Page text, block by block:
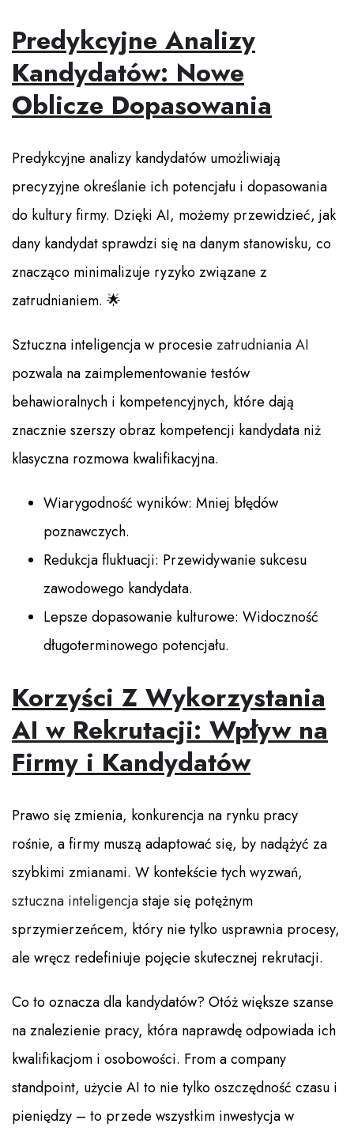
Predykcyjne Analizy
Kandydatów: Nowe
Oblicze Dopasowania
Predykcyjne analizy kandydatów umożliwiają
precyzyjne określanie ich potencjału i dopasowania
do kultury firmy. Dzięki AI, możemy przewidzieć, jak
dany kandydat sprawdzi się na danym stanowisku, co
znacząco minimalizuje ryzyko związane z
zatrudnianiem. 🌟
Sztuczna inteligencja w procesie zatrudniania AI
pozwala na zaimplementowanie testów
behawioralnych i kompetencyjnych, które dają
znacznie szerszy obraz kompetencji kandydata niż
klasyczna rozmowa kwalifikacyjna.
Wiarygodność wyników: Mniej błędów
poznawczych.
Redukcja fluktuacji: Przewidywanie sukcesu
zawodowego kandydata.
Lepsze dopasowanie kulturowe: Widoczność
długoterminowego potencjału.
Korzyści Z Wykorzystania
AI w Rekrutacji: Wpływ na
Firmy i Kandydatów
Prawo się zmienia, konkurencja na rynku pracy
rośnie, a firmy muszą adaptować się, by nadążyć za
szybkimi zmianami. W kontekście tych wyzwań,
sztuczna inteligencjastaje się potężnym
sprzymierzeńcem, który nie tylko usprawnia procesy,
ale wręcz redefiniuje pojęcie skutecznej rekrutacji.
Co to oznacza dla kandydatów? Otóż większe szanse
na znalezienie pracy, która naprawdę odpowiada ich
kwalifikacjom i osobowości. From a company
standpoint, użycie AI to nie tylko oszczędność czasu i
pieniędzy – to przede wszystkim inwestycja w